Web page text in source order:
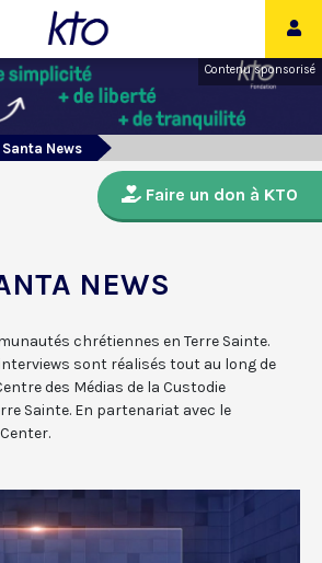
Contenu sponsorisé
News
Faire un don à KTO
NEWS
chrétiennes en Terre Sainte.
sont réalisés tout au long de
des Médias de la Custodie
Sainte. En partenariat avec le